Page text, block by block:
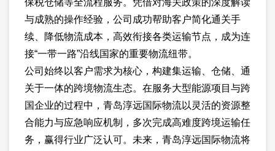
保税仓储等全流程服务。凭借对海关政策的深度解读
与成熟的操作经验，公司成功帮助客户简化通关手
续、降低物流成本，高效衔接各类运输节点，成为连
接“一带一路”沿线国家的重要物流纽带。
公司始终以客户需求为核心，构建集运输、仓储、通
关于一体的跨境物流生态。在服务大型能源项目与跨
国企业的过程中，青岛淳远国际物流以灵活的资源整
合能力与应急响应机制，多次完成高难度跨境运输任
务，赢得行业广泛认可。未来，青岛淳远国际物流将